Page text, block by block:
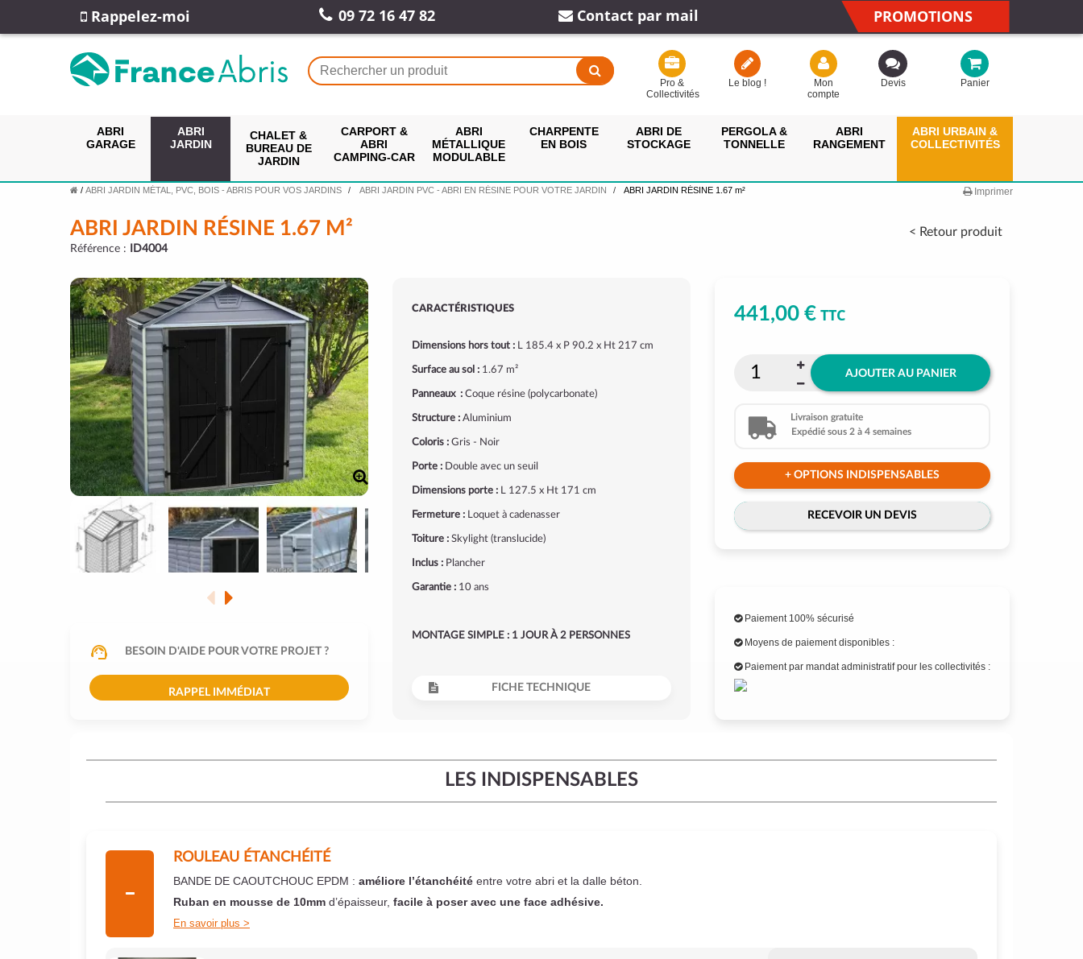
Rappelez-moi 09 72 16 47 82 Contact par mail PROMOTIONS
Pro &
Collectivités
Le blog !
Mon
compte
Devis Panier
ABRI
GARAGE
ABRI
JARDIN
CHALET &
BUREAU DE
JARDIN
CARPORT &
ABRI
CAMPING-CAR
ABRI
MÉTALLIQUE
MODULABLE
CHARPENTE
EN BOIS
ABRI DE
STOCKAGE
PERGOLA &
TONNELLE
ABRI
RANGEMENT
ABRI URBAIN &
COLLECTIVITÉS
/ ABRI JARDIN MÉTAL, PVC, BOIS - ABRIS POUR VOS JARDINS ABRI JARDIN PVC - ABRI EN RÉSINE POUR VOTRE JARDIN ABRI JARDIN RÉSINE 1.67 m² Imprimer
< Retour produit
ABRI JARDIN RÉSINE 1.67 M²
Référence : ID4004
BESOIN D'AIDE POUR VOTRE PROJET ?
RAPPEL IMMÉDIAT
CARACTÉRISTIQUES
Dimensions hors tout :L 185.4 x P 90.2 x Ht 217 cm
Surface au sol :1.67 m²
Panneaux :Coque résine (polycarbonate)
Structure :Aluminium
Coloris : Gris - Noir
Porte :Double avec un seuil
Dimensions porte :L 127.5 x Ht 171 cm
Fermeture :Loquet à cadenasser
Toiture :Skylight (translucide)
Inclus :Plancher
Garantie :10 ans
MONTAGE SIMPLE : 1 JOUR À 2 PERSONNES
FICHE TECHNIQUE
441,00 €TTC
AJOUTER AU PANIER
Livraison gratuite
Expédié sous 2 à 4 semaines
+ OPTIONS INDISPENSABLES
RECEVOIR UN DEVIS
Paiement 100% sécurisé
Moyens de paiement disponibles :
Paiement par mandat administratif pour les collectivités :
LES INDISPENSABLES
ROULEAU ÉTANCHÉITÉ
BANDE DE CAOUTCHOUC EPDM : améliore l’étanchéité entre votre abri et la dalle béton.
Ruban en mousse de 10mm d’épaisseur, facile à poser avec une face adhésive.
En savoir plus